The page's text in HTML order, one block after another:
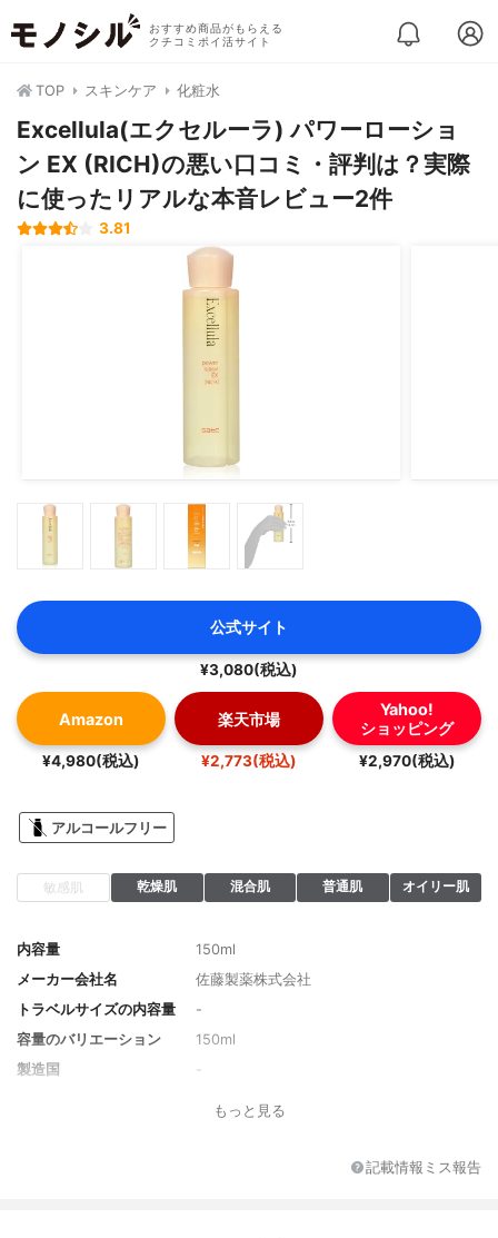
おすすめ商品がもらえる
クチコミポイ活サイト
TOP スキンケア 化粧水
Excellula(エクセルーラ) パワーローショ
ン EX (RICH)の悪い口コミ・評判は？実際
に使ったリアルな本音レビュー2件
3.81
公式サイト
¥3,080(税込)
Amazon
¥4,980(税込)
楽天市場
¥2,773(税込)
Yahoo!
ショッピング
¥2,970(税込)
アルコールフリー
敏感肌 乾燥肌 混合肌 普通肌 オイリー肌
内容量
150ml
メーカー会社名
佐藤製薬株式会社
トラベルサイズの内容量
-
容量のバリエーション
150ml
製造国
もっと見る
記載情報ミス報告